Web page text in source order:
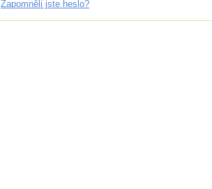
Zapomněli jste heslo?